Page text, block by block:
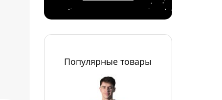
Популярные товары